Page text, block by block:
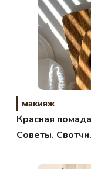
макияж
Красная
Советы. Свотчи.